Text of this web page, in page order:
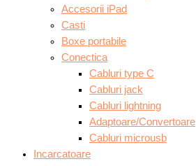
Accesorii iPad
Casti
Boxe portabile
Conectica
Cabluri type C
Cabluri jack
Cabluri lightning
Adaptoare/Convertoare
Cabluri microusb
Incarcatoare